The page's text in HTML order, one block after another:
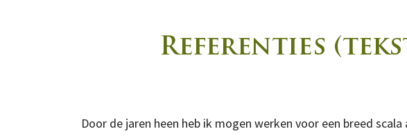
Referenties
Door de jaren heen heb ik mogen werken voor een breed